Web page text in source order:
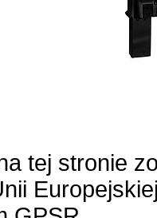
tej stronie